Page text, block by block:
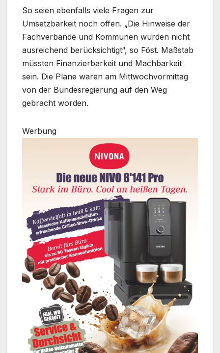
So seien ebenfalls viele Fragen zur
Umsetzbarkeit noch offen. „Die Hinweise der
Fachverbände und Kommunen wurden nicht
ausreichend berücksichtigt“, so Föst. Maßstab
müssten Finanzierbarkeit und Machbarkeit
sein. Die Pläne waren am Mittwochvormittag
von der Bundesregierung auf den Weg
gebracht worden.
Werbung